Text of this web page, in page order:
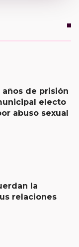
años de prisión
electo
abuso sexual
la
relaciones